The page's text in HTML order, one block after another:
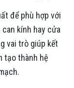
để phù hợp với
kính hay cửa
vai trò giúp kết
tạo thành hệ